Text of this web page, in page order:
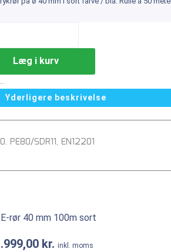
Læg i kurv
Yderligere beskrivelse
PE80/SDR11, EN12201
rør 40 mm 100m sort
kr. inkl. moms